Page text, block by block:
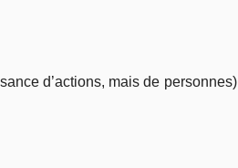
d’actions, mais de